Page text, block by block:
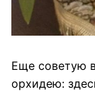
Еще советую
орхидею: